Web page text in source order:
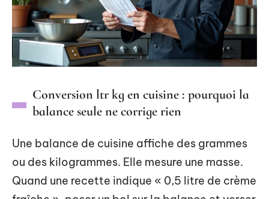
Conversion ltr kg en cuisine : pourquoi la
balance seule ne corrige rien
Une balance de cuisine affiche des grammes
ou des kilogrammes. Elle mesure une masse.
Quand une recette indique « 0,5 litre de crème